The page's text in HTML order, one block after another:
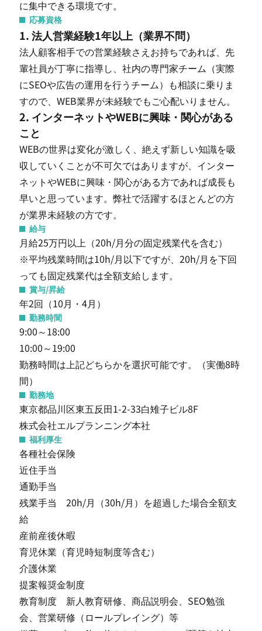
に集中できる環境です。
応募資格
1. 法人営業経験1年以上（業界不問）
法人顧客相手での営業経験さえお持ちであれば、先
輩社員が丁寧に指導し、社内の専門家チーム（実際
にSEOや広告の運用を行うチーム）も相談に乗りま
すので、WEB業界が未経験でもご心配いりません。
2. インターネットやWEBに興味・関心がある
こと
WEBの世界は変化が激しく、絶えず新しい知識を吸
収していくことが不可欠ではありますが、インター
ネットやWEBに興味・関心がある方であれば成長も
早いと思っています。弊社で活躍するほとんどの方
が業界未経験の方です。
給与
月給25万円以上（20h/月分の固定残業代を含む）
※平均残業時間は10h/月以下ですが、20h/月を下回
っても固定残業代は全額支給します。
賞与/昇給
年2回（10月・4月）
勤務時間
9:00～18:00
10:00～19:00
勤務時間は上記どちらかを選択可能です。（実働8時
間）
勤務地
東京都品川区東五反田1-2-33白雉子ビル8F
株式会社エルプランニング本社
福利厚生
各種社会保険
近住手当
通勤手当
残業手当 20h/月（30h/月）を超過した場合全額支
給
産前産後休暇
育児休業（育児時短制度等含む）
介護休業
提案報奨金制度
教育制度 新人教育研修、商品説明会、SEO勉強
会、営業研修（ロールプレイング）等